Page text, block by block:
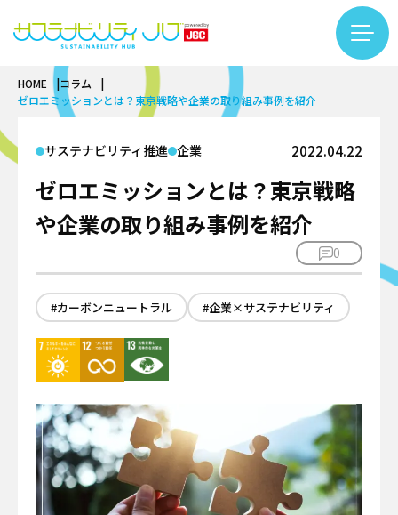
コラム一覧
カーボンニュートラル
再生可能エネルギー
LNG
バイオ
基礎知識
バイオエネルギー
サーキュラーエコノミー
ケミカルリサイクル
テクノロジー
プラント
安全
DX
プロジェクトマネジメント
インタビュー
テクノロジー
カーボンニュートラル
サーキュラーエコノミー
働き方
わたしの仕事と日常
サステナビリティ推進
企業
イベント
わたしたちについて
メールマガジン登録
フリーワード検索 カテゴリー検索
#カーボンニュートラル
#サーキュラーエコノミー
#サステナビリティ入門
#するーぷ
#バイオマス
#バイオものづくり
#事例
#佐久本太一シリーズ
#身近なサステナビリティ
HOME
コラム
ゼロエミッションとは？東京戦略や企業の取り組み事例を紹介
サステナビリティ推進 企業 2022.04.22
ゼロエミッションとは？東京戦略
や企業の取り組み事例を紹介
0
#カーボンニュートラル #企業×サステナビリティ